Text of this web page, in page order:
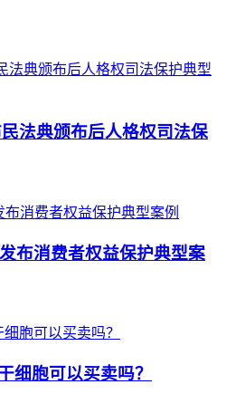
法典颁布后人格权司法保
布消费者权益保护典型案
细胞可以买卖吗？